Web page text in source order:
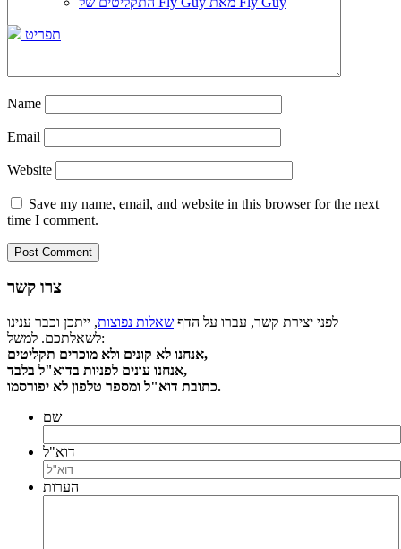
תפריט
Name
Email
Website
Save my name, email, and website in this browser for the next
time I comment.
צרו קשר
לפני יצירת קשר, עברו על הדף שאלות נפוצות, ייתכן וכבר ענינו
לשאלתכם. למשל:
אנחנו לא קונים ולא מוכרים תקליטים,
אנחנו עונים לפניות בדוא"ל בלבד,
כתובת דוא"ל ומספר טלפון לא יפורסמו.
שם
דוא"ל
הערות